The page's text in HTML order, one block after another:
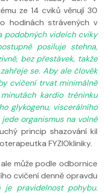
ze 14 cviků věnují 30
hodinách strávených v
podobných videích cviky
posiluje stehna,
bez přestávek, takže
se. Aby ale člověk
cvičení trvat minimálně
kardio tréninku
glykogenu, viscerálního
organismus na volné
princip shazování kil
FYZIOkliniky.
může podle odbornice
cvičení denně opravdu
je pravidelnost pohybu.